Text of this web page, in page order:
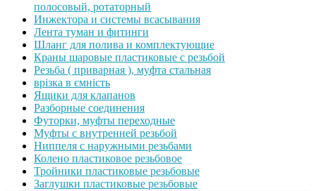
полосовый, ротаторный
Инжектора и системы всасывания
Лента туман и фитинги
Шланг для полива и комплектующие
Краны шаровые пластиковые с резьбой
Резьба ( приварная ), муфта стальная
врізка в ємність
Ящики для клапанов
Разборные соединения
Футорки, муфты переходные
Муфты с внутренней резьбой
Ниппеля с наружными резьбами
Колено пластиковое резьбовое
Тройники пластиковые резьбовые
Заглушки пластиковые резьбовые